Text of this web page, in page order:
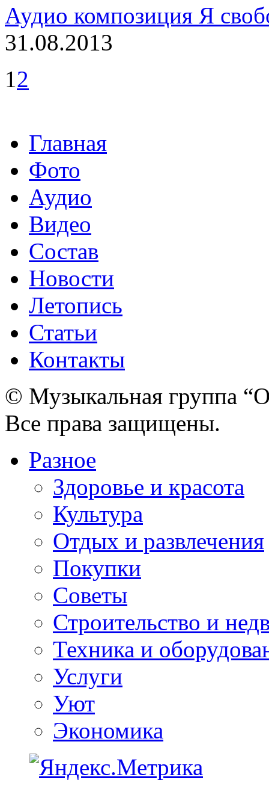
Аудио композиция Я
31.08.2013
12
Главная
Фото
Аудио
Видео
Состав
Новости
Летопись
Статьи
Контакты
© Музыкальная группа
Все права защищены.
Разное
Здоровье и красота
Культура
Отдых и развлечения
Покупки
Советы
Строительство и
Техника и
Услуги
Уют
Экономика